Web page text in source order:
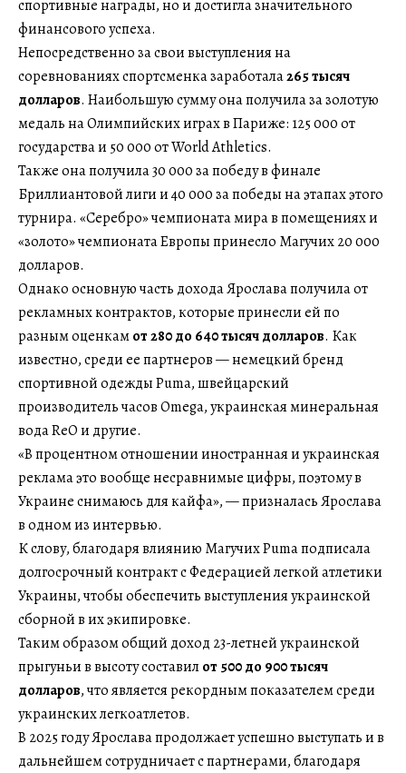
спортивные награды, но и достигла значительного
финансового успеха.
Непосредственно за свои выступления на
соревнованиях спортсменка заработала265 тысяч
долларов. Наибольшую сумму она получила за золотую
медаль на Олимпийских играх в Париже: 125 000 от
государства и 50 000 от World Athletics.
Также она получила 30 000 за победу в финале
Бриллиантовой лиги и 40 000 за победы на этапах этого
турнира. «Серебро» чемпионата мира в помещениях и
«золото» чемпионата Европы принесло Магучих 20 000
долларов.
Однако основную часть дохода Ярослава получила от
рекламных контрактов, которые принесли ей по
разным оценкамот 280 до 640 тысяч долларов. Как
известно, среди ее партнеров — немецкий бренд
спортивной одежды Puma, швейцарский
производитель часов Omega, украинская минеральная
вода ReO и другие.
«В процентном отношении иностранная и украинская
реклама это вообще несравнимые цифры, поэтому в
Украине снимаюсь для кайфа», — призналась Ярослава
в одном из интервью.
К слову, благодаря влиянию Магучих Puma подписала
долгосрочный контракт с Федерацией легкой атлетики
Украины, чтобы обеспечить выступления украинской
сборной в их экипировке.
Таким образом общий доход 23-летней украинской
прыгуньи в высоту составилот 500 до 900 тысяч
долларов, что является рекордным показателем среди
украинских легкоатлетов.
В 2025 году Ярослава продолжает успешно выступать и в
дальнейшем сотрудничает с партнерами, благодаря